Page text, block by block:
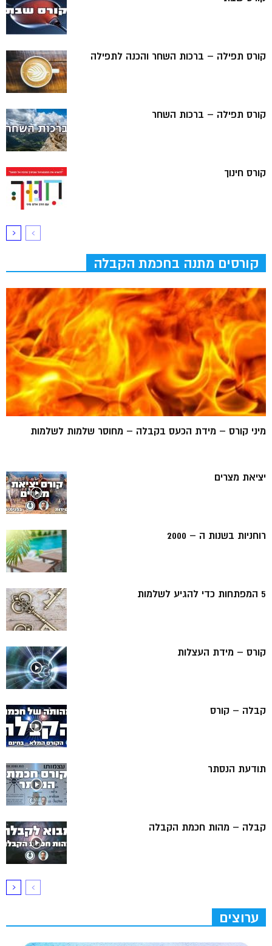
קורס תפילה – ברכות השחר והכנה לתפילה
קורס תפילה – ברכות השחר
קורס חינוך
קורסים מתנה בחכמת הקבלה
מיני קורס – מידת הכעס בקבלה – מחוסר שלמות לשלמות
יציאת מצרים
רוחניות בשנות ה – 2000
5 המפתחות כדי להגיע לשלמות
קורס – מידת העצלות
קבלה – קורס
תודעת הנסתר
קבלה – מהות חכמת הקבלה
ערוצים